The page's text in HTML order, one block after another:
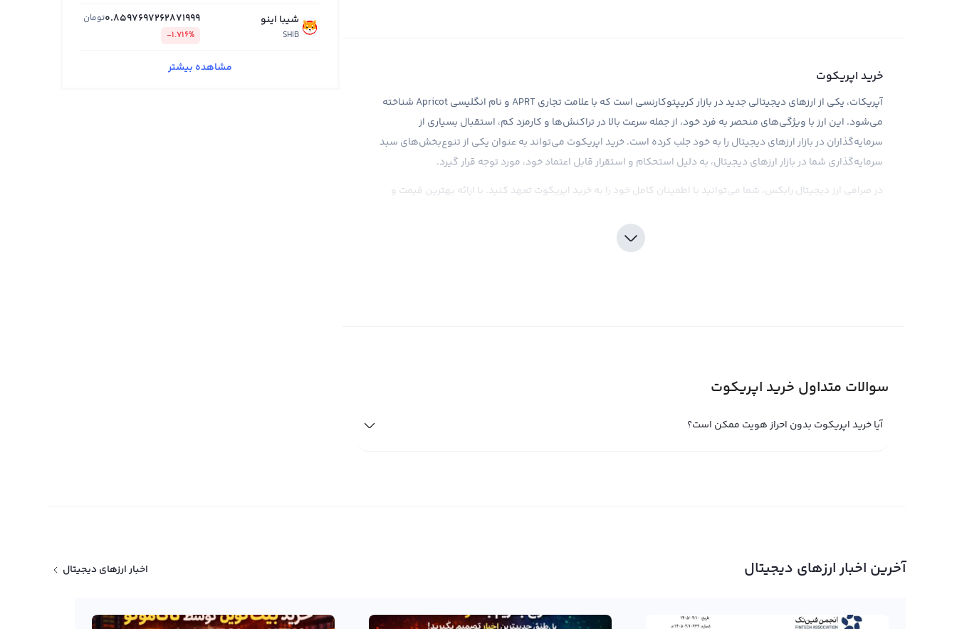
خرید اپریکوت
آپریکات، یکی از ارزهای دیجیتالی جدید در بازار کریپتوکارنسی است که با علامت تجاری APRT و نام انگلیسی Apricot شناخته
می‌شود. این ارز با ویژگی‌های منحصر به فرد خود، از جمله سرعت بالا در تراکنش‌ها و کارمزد کم، استقبال بسیاری از
سرمایه‌گذاران در بازار ارزهای دیجیتال را به خود جلب کرده است. خرید اپریکوت می‌تواند به عنوان یکی از تنوع‌بخش‌های سبد
سرمایه‌گذاری شما در بازار ارزهای دیجیتال، به دلیل استحکام و استقرار قابل اعتماد خود، مورد توجه قرار گیرد.
در صرافی ارز دیجیتال رابکس، شما می‌توانید با اطمینان کامل خود را به خرید اپریکوت تعهد کنید. با ارائه بهترین قیمت و
سرمایه‌گذاری در بازار ارزهای دیجیتال، مانند هر نوع سرمایه‌گذاری دیگری، نیازمند دقت، تحقیق و درک عمیق از بازار است. به
همین دلیل، در رابکس ابزارهای تحلیلی و اطلاعات کاملی در اختیار شما قرار می‌دهد تا به شما در تصمیم‌گیری‌های خرید و
اگر با بررسی نمودارهای قیمت و اخبار و حواشی فاندامنتال شرایط را برای فروش اپریکوت مناسب می‌دانید می‌توانید با
طریق یکی از پلتفرم‌های تبدیل سریع یا معامله حرفه‌ای بپردازید. رابکس از بیش از هفتاد شبکه برای انتقال ارزهای دیجیتال
بهترین عمل کنید.
سوالات متداول خرید اپریکوت
آیا خرید اپریکوت بدون احراز هویت ممکن است؟
آخرین اخبار ارزهای دیجیتال اخبار ارزهای دیجیتال
شیبا اینو
SHIB
0.8597697262871999تومان
-1.716%
مشاهده بیشتر